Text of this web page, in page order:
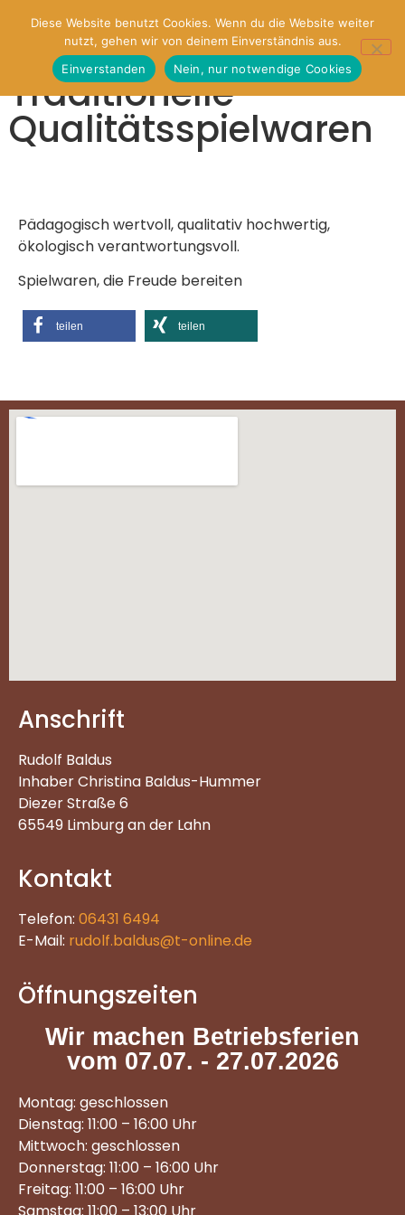
Traditionelle
Qualitätsspielwaren
Pädagogisch wertvoll, qualitativ hochwertig,
ökologisch verantwortungsvoll.
Spielwaren, die Freude bereiten
teilen teilen
Anschrift
Rudolf Baldus
Inhaber Christina Baldus-Hummer
Diezer Straße 6
65549 Limburg an der Lahn
Kontakt
Telefon: 06431 6494
E-Mail: rudolf.baldus@t-online.de
Öffnungszeiten
Wir machen Betriebsferien
vom 07.07. - 27.07.2026
Montag: geschlossen
Dienstag: 11:00 – 16:00 Uhr
Mittwoch: geschlossen
Donnerstag: 11:00 – 16:00 Uhr
Freitag: 11:00 – 16:00 Uhr
Samstag: 11:00 – 13:00 Uhr
Diese Website benutzt Cookies. Wenn du die Website weiter
nutzt, gehen wir von deinem Einverständnis aus.
Einverstanden
Nein, nur notwendige Cookies